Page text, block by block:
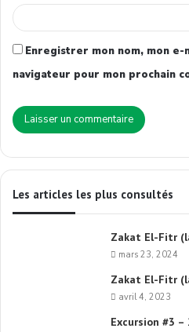
Enregistrer mon nom, mon
navigateur pour mon prochain
Les articles les plus consultés
Zakat El-Fitr
mars 23, 2024
Zakat El-Fitr
avril 4, 2023
Excursion #3 –